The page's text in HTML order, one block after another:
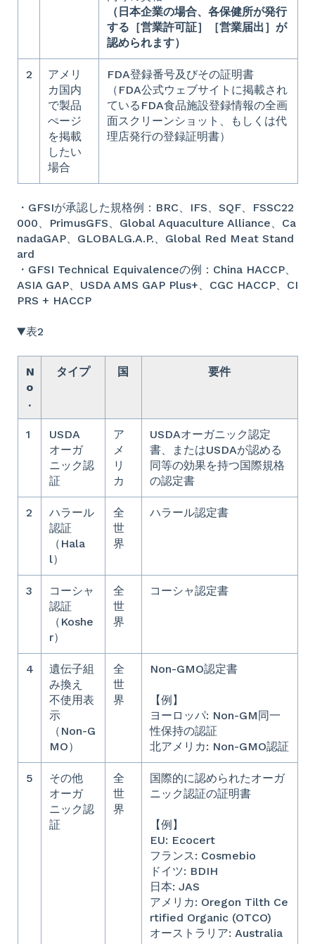
（日本企業の場合、各保健所が発行
する［営業許可証］［営業届出］が
認められます）
2
アメリ
カ国内
で製品
ぺージ
を掲載
したい
場合
FDA登録番号及びその証明書
（FDA公式ウェブサイトに掲載され
ているFDA食品施設登録情報の全画
面スクリーンショット、もしくは代
理店発行の登録証明書）
・GFSIが承認した規格例：BRC、IFS、SQF、FSSC22
000、PrimusGFS、Global Aquaculture Alliance、Ca
nadaGAP、GLOBALG.A.P.、Global Red Meat Stand
ard
・GFSI Technical Equivalenceの例：China HACCP、
ASIA GAP、USDA AMS GAP Plus+、CGC HACCP、CI
PRS + HACCP
▼表2
N
o
.
タイプ 国 要件
1
USDA
オーガ
ニック認
証
ア
メ
リ
カ
USDAオーガニック認定
書、またはUSDAが認める
同等の効果を持つ国際規格
の認定書
2
ハラール
認証
（Hala
l）
全
世
界
ハラール認定書
3
コーシャ
認証
（Koshe
r）
全
世
界
コーシャ認定書
4
遺伝子組
み換え
不使用表
示
（Non-G
MO）
全
世
界
Non-GMO認定書
【例】
ヨーロッパ: Non-GM同一
性保持の認証
北アメリカ: Non-GMO認証
5
その他
オーガ
ニック認
証
全
世
界
国際的に認められたオーガ
ニック認証の証明書
【例】
EU: Ecocert
フランス: Cosmebio
ドイツ: BDIH
日本: JAS
アメリカ: Oregon Tilth Ce
rtified Organic (OTCO)
オーストラリア: Australia